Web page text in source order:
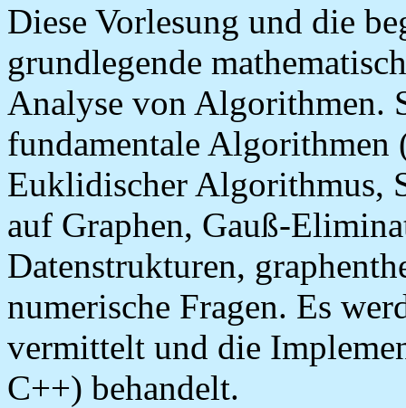
Diese Vorlesung und die
grundlegende
Analyse von Algorithmen.
fundamentale Algorithmen
Euklidischer Algorithmus,
auf Graphen, Gauß-
Datenstrukturen,
numerische Fragen. Es
vermittelt und die
C++) behandelt.